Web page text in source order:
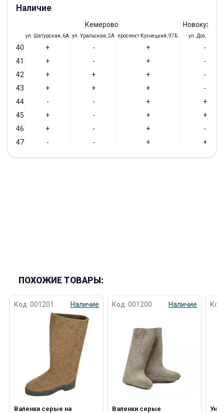
Наличие
Кемерово
ул. Шатурская, 6А ул. Уральская, 2А проспект Кузнецкий, 97Б ул. Доз, 19/28
40 + - +
-
41
+ - +
-
42
+ + +
-
43
+ + +
-
44
- - +
+
45
+ - +
+
46
+ - +
-
47
- - + +
ПОХОЖИЕ ТОВАРЫ:
Код: 001201 Наличие
Валенки серые на
Код: 001200 Наличие
Валенки серые